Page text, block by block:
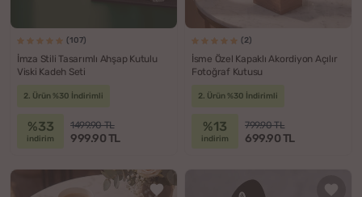
(107)
İmza Stili Tasarımlı Ahşap Kutulu
Viski Kadeh Seti
2. Ürün %30 İndirimli
%33
indirim
1499.90 TL
999.90 TL
(2)
İsme Özel Kapaklı Akordiyon Açılır
Fotoğraf Kutusu
2. Ürün %30 İndirimli
%13
indirim
799.90 TL
699.90 TL